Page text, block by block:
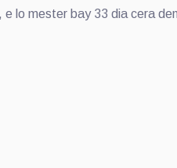
lo mester bay 33 dia cera